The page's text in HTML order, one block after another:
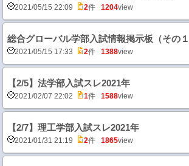
2021/05/15 22:09 2件 1204view
総合グローバル学部入試情報掲示板（その１
2021/05/15 17:33 2件 1388view
【2/5】法学部入試スレ2021年
2021/02/07 22:02 1件 1588view
【2/7】理工学部入試スレ2021年
2021/01/31 21:19 2件 1865view